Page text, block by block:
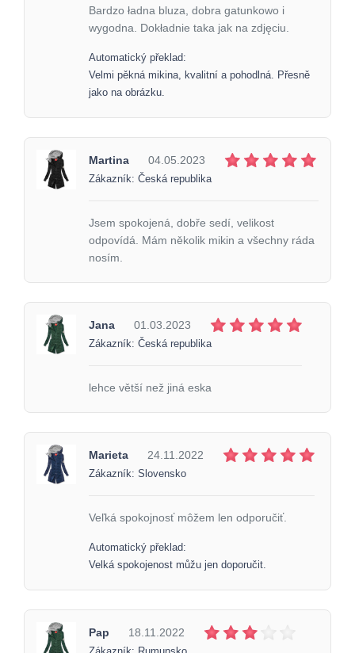
Bardzo ładna bluza, dobra gatunkowo i
wygodna. Dokładnie taka jak na zdjęciu.
Automatický překlad:
Velmi pěkná mikina, kvalitní a pohodlná. Přesně
jako na obrázku.
Martina 04.05.2023
Zákazník: Česká republika
Jsem spokojená, dobře sedí, velikost
odpovídá. Mám několik mikin a všechny ráda
nosím.
Jana 01.03.2023
Zákazník: Česká republika
lehce větší než jiná eska
Marieta 24.11.2022
Zákazník: Slovensko
Veľká spokojnosť môžem len odporučiť.
Automatický překlad:
Velká spokojenost můžu jen doporučit.
Pap 18.11.2022